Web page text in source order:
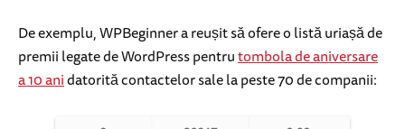
De exemplu, WPBeginner a reușit să ofere o listă uriașă de
premii legate de WordPress pentrutombola de aniversare
a 10 anidatorită contactelor sale la peste 70 de companii: